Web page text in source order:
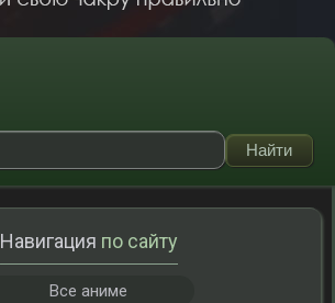
Навигация по сайту
Все аниме